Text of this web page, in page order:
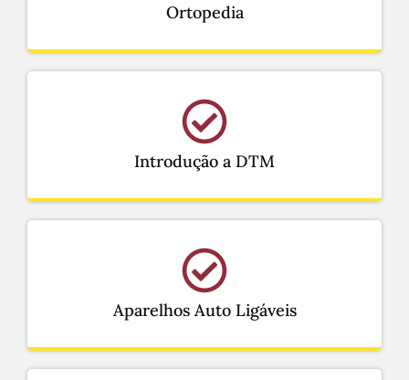
Ortopedia
Introdução a DTM
Aparelhos Auto Ligáveis